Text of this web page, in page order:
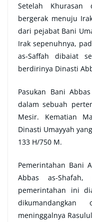
Setelah Khurasan
bergerak menuju
dari pejabat Bani
Irak sepenuhnya,
as-Saffah dibaiat
berdirinya Dinasti
Pasukan Bani
dalam sebuah
Mesir. Kematian
Dinasti Umayyah
133 H/750 M.
Pemerintahan Bani
Abbas as-Shafah,
pemerintahan ini
meninggalnya